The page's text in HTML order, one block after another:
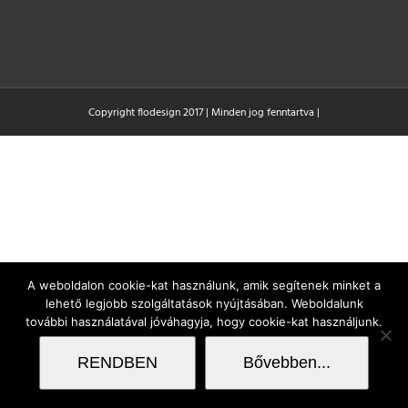
Copyright flodesign 2017 | Minden jog fenntartva |
A weboldalon cookie-kat használunk, amik segítenek minket a
lehető legjobb szolgáltatások nyújtásában. Weboldalunk
további használatával jóváhagyja, hogy cookie-kat használjunk.
RENDBEN Bővebben...